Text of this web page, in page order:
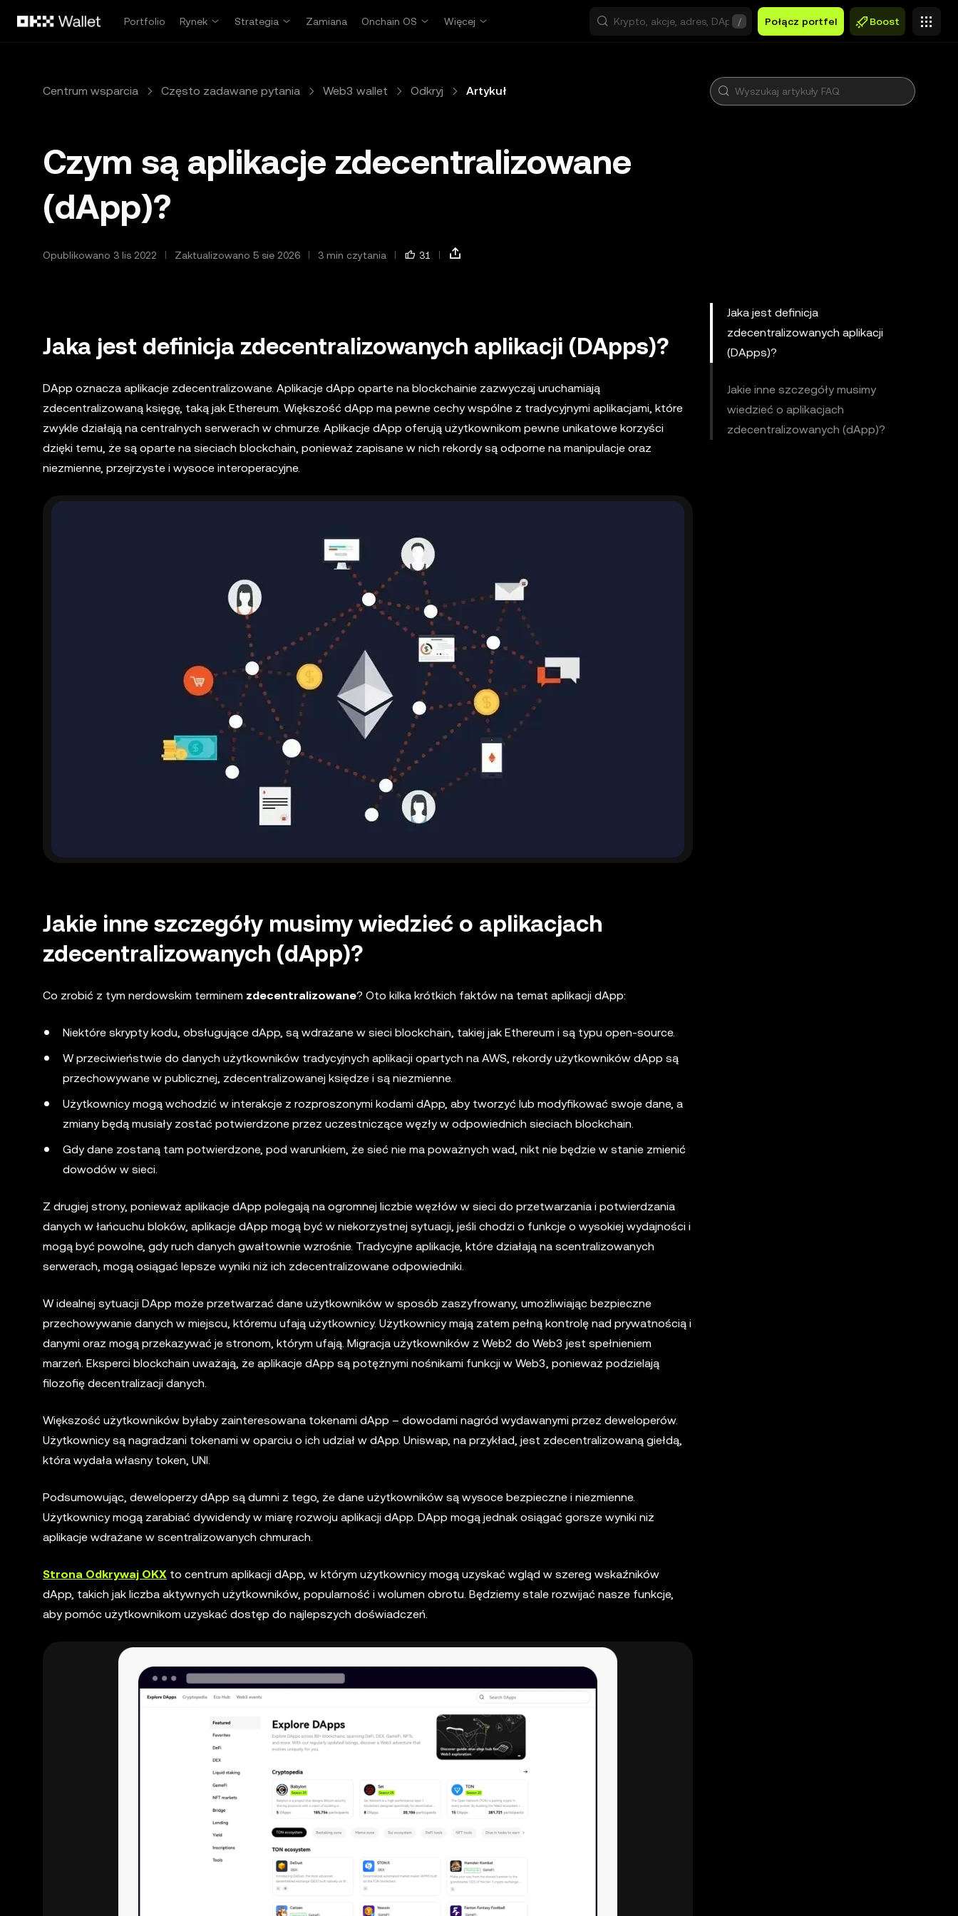
Portfolio
Rynek Strategia Zamiana Onchain OS Więcej / Połącz portfel Boost
Centrum wsparcia Często zadawane pytania Web3 wallet Odkryj Artykuł
Czym są aplikacje zdecentralizowane
(dApp)?
Opublikowano 3 lis 2022 Zaktualizowano 5 sie 2026 3 min czytania 31
Jaka jest definicja zdecentralizowanych aplikacji (DApps)?
DApp oznacza aplikacje zdecentralizowane. Aplikacje dApp oparte na blockchainie zazwyczaj uruchamiają
zdecentralizowaną księgę, taką jak Ethereum. Większość dApp ma pewne cechy wspólne z tradycyjnymi aplikacjami, które
zwykle działają na centralnych serwerach w chmurze. Aplikacje dApp oferują użytkownikom pewne unikatowe korzyści
dzięki temu, że są oparte na sieciach blockchain, ponieważ zapisane w nich rekordy są odporne na manipulacje oraz
niezmienne, przejrzyste i wysoce interoperacyjne.
Jakie inne szczegóły musimy wiedzieć o aplikacjach
zdecentralizowanych (dApp)?
Co zrobić z tym nerdowskim terminem zdecentralizowane? Oto kilka krótkich faktów na temat aplikacji dApp:
Niektóre skrypty kodu, obsługujące dApp, są wdrażane w sieci blockchain, takiej jak Ethereum i są typu open-source.
W przeciwieństwie do danych użytkowników tradycyjnych aplikacji opartych na AWS, rekordy użytkowników dApp są
przechowywane w publicznej, zdecentralizowanej księdze i są niezmienne.
Użytkownicy mogą wchodzić w interakcje z rozproszonymi kodami dApp, aby tworzyć lub modyfikować swoje dane, a
zmiany będą musiały zostać potwierdzone przez uczestniczące węzły w odpowiednich sieciach blockchain.
Gdy dane zostaną tam potwierdzone, pod warunkiem, że sieć nie ma poważnych wad, nikt nie będzie w stanie zmienić
dowodów w sieci.
Z drugiej strony, ponieważ aplikacje dApp polegają na ogromnej liczbie węzłów w sieci do przetwarzania i potwierdzania
danych w łańcuchu bloków, aplikacje dApp mogą być w niekorzystnej sytuacji, jeśli chodzi o funkcje o wysokiej wydajności i
mogą być powolne, gdy ruch danych gwałtownie wzrośnie. Tradycyjne aplikacje, które działają na scentralizowanych
serwerach, mogą osiągać lepsze wyniki niż ich zdecentralizowane odpowiedniki.
W idealnej sytuacji DApp może przetwarzać dane użytkowników w sposób zaszyfrowany, umożliwiając bezpieczne
przechowywanie danych w miejscu, któremu ufają użytkownicy. Użytkownicy mają zatem pełną kontrolę nad prywatnością i
danymi oraz mogą przekazywać je stronom, którym ufają. Migracja użytkowników z Web2 do Web3 jest spełnieniem
marzeń. Eksperci blockchain uważają, że aplikacje dApp są potężnymi nośnikami funkcji w Web3, ponieważ podzielają
filozofię decentralizacji danych.
Większość użytkowników byłaby zainteresowana tokenami dApp – dowodami nagród wydawanymi przez deweloperów.
Użytkownicy są nagradzani tokenami w oparciu o ich udział w dApp. Uniswap, na przykład, jest zdecentralizowaną giełdą,
która wydała własny token, UNI.
Podsumowując, deweloperzy dApp są dumni z tego, że dane użytkowników są wysoce bezpieczne i niezmienne.
Użytkownicy mogą zarabiać dywidendy w miarę rozwoju aplikacji dApp. DApp mogą jednak osiągać gorsze wyniki niż
aplikacje wdrażane w scentralizowanych chmurach.
Strona Odkrywaj OKX to centrum aplikacji dApp, w którym użytkownicy mogą uzyskać wgląd w szereg wskaźników
dApp, takich jak liczba aktywnych użytkowników, popularność i wolumen obrotu. Będziemy stale rozwijać nasze funkcje,
aby pomóc użytkownikom uzyskać dostęp do najlepszych doświadczeń.
Jaka jest definicja
zdecentralizowanych aplikacji
(DApps)?
Jakie inne szczegóły musimy
wiedzieć o aplikacjach
zdecentralizowanych (dApp)?